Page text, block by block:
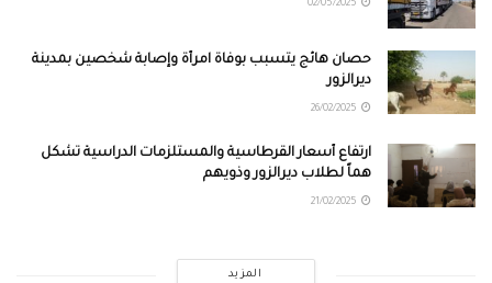
حصان هائج يتسبب بوفاة امرأة وإصابة شخصين بمدينة
ديرالزور
ارتفاع أسعار القرطاسية والمستلزمات الدراسية تشكل
هماً لطلاب ديرالزور وذويهم
المزيد